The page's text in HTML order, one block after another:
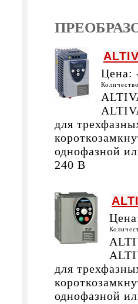
Цена:
для
однофазной
240 В
для
однофазной